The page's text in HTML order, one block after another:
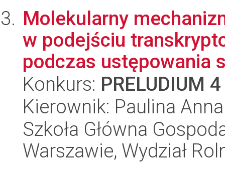
Molekularny
w podejściu
podczas ustępowania
Konkurs: PRELUDIUM 4
Kierownik: Paulina
Szkoła Główna
Warszawie, Wydział